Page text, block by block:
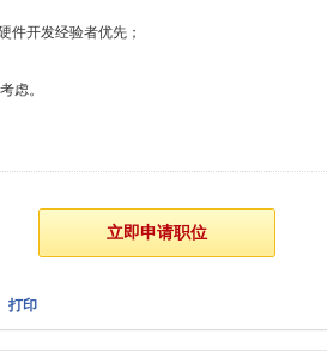
件开发经验者优先；
虑。
打印